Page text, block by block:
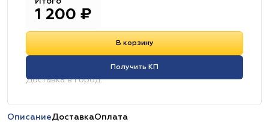
1 200 ₽
В корзину
Получить КП
Доставка в город:
ОписаниеДоставкаОплата